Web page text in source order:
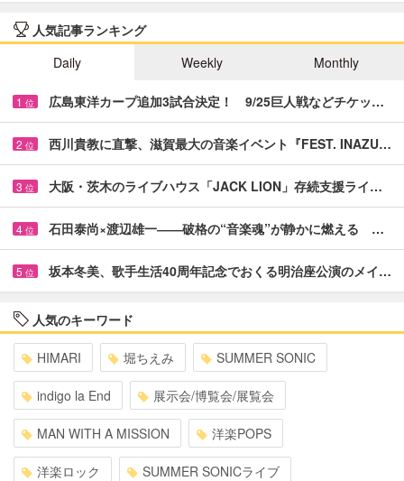
人気記事ランキング
Daily
Weekly Monthly
1 位 広島東洋カープ追加3試合決定！ 9/25巨人戦などチケッ…
2 位 西川貴教に直撃、滋賀最大の音楽イベント『FEST. INAZU…
3 位 大阪・茨木のライブハウス「JACK LION」存続支援ライ…
4 位 石田泰尚×渡辺雄一――破格の“音楽魂”が静かに燃える …
5 位 坂本冬美、歌手生活40周年記念でおくる明治座公演のメイ…
人気のキーワード
HIMARI 堀ちえみ SUMMER SONIC
indigo la End 展示会/博覧会/展覧会
MAN WITH A MISSION 洋楽POPS
洋楽ロック SUMMER SONICライブ